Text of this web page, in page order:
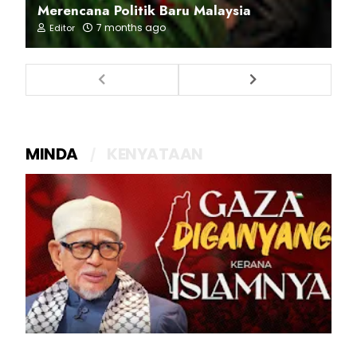
Merencana Politik Baru Malaysia
Editor 7 months ago
MINDA